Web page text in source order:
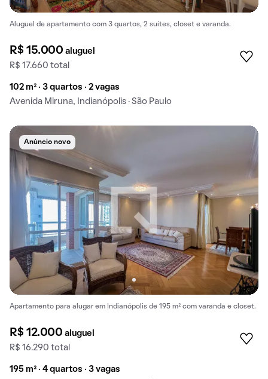
Aluguel de apartamento com 3 quartos, 2 suítes, closet e varanda.
R$ 15.000aluguel
R$ 17.660 total
102 m² · 3 quartos · 2 vagas
Avenida Miruna, Indianópolis · São Paulo
Anúncio novo
Apartamento para alugar em Indianópolis de 195 m² com varanda e closet.
R$ 12.000aluguel
R$ 16.290 total
195 m² · 4 quartos · 3 vagas